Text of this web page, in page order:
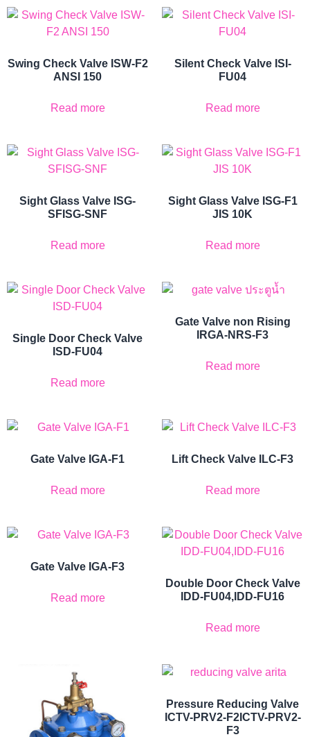
Swing Check Valve ISW-F2
ANSI 150
Read more
Silent Check Valve ISI-
FU04
Read more
Sight Glass Valve ISG-
SFISG-SNF
Read more
Sight Glass Valve ISG-F1
JIS 10K
Read more
Single Door Check Valve
ISD-FU04
Read more
Gate Valve non Rising
IRGA-NRS-F3
Read more
Gate Valve IGA-F1
Read more
Lift Check Valve ILC-F3
Read more
Gate Valve IGA-F3
Read more
Double Door Check Valve
IDD-FU04,IDD-FU16
Read more
Pressure Reducing Valve
ICTV-PRV2-F2ICTV-PRV2-
F3